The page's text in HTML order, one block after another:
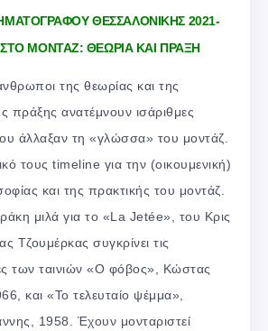
ΘΕΣΣΑΛΟΝΙΚΗΣ 2021-
ΜΟΝΤΑΖ: ΘΕΩΡΙΑ ΚΑΙ ΠΡΑΞΗ
της θεωρίας και της
πράξης ανατέμνουν ισάριθμες
άλλαξαν τη «γλώσσα» του μοντάζ.
τους timeline για την (οικουμενική)
και της πρακτικής του μοντάζ.
μιλά για το «La Jetée», του Κρις
Τζουμέρκας συγκρίνει τις
των ταινιών «Ο φόβος», Κώστας
και «Το τελευταίο ψέμμα»,
1958. Έχουν μονταριστεί